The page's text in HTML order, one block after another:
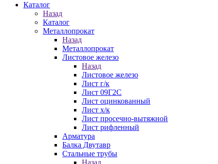
Каталог
Назад
Каталог
Металлопрокат
Назад
Металлопрокат
Листовое железо
Назад
Листовое железо
Лист г/к
Лист 09Г2С
Лист оцинкованный
Лист х/к
Лист просечно-вытяжной
Лист рифленный
Арматура
Балка Двутавр
Стальные трубы
Назад